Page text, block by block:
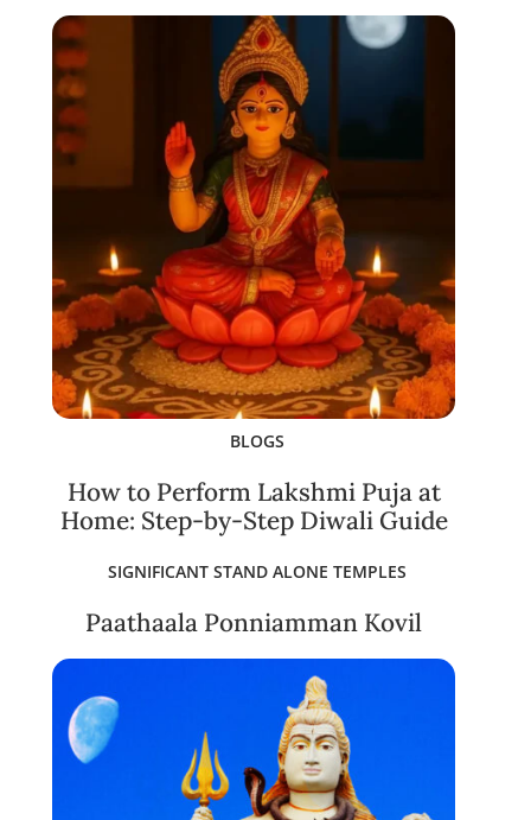
BLOGS
How to Perform Lakshmi Puja at
Home: Step-by-Step Diwali Guide
SIGNIFICANT STAND ALONE TEMPLES
Paathaala Ponniamman Kovil